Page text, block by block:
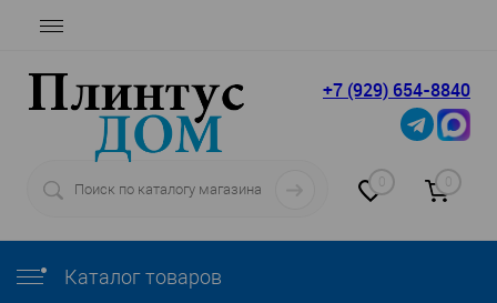
+7 (929) 654-8840
0 0
Каталог товаров